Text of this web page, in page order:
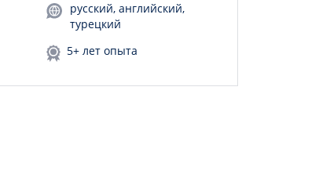
русский, английский,
турецкий
5+ лет опыта